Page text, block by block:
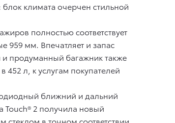
климата очерчен стильной
полностью соответствует
959 мм. Впечатляет и запас
продуманный багажник также
л, к услугам покупателей
ближний и дальний
Touch® 2 получила новый